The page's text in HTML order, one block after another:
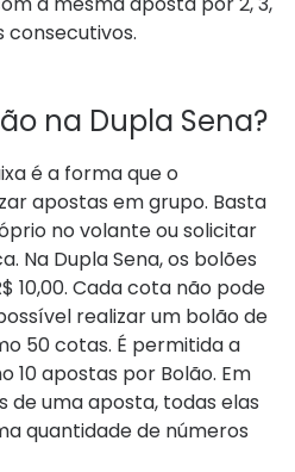
consecutivos.
na Dupla Sena?
é a forma que o
apostas em grupo. Basta
no volante ou solicitar
Na Dupla Sena, os bolões
10,00. Cada cota não pode
realizar um bolão de
50 cotas. É permitida a
10 apostas por Bolão. Em
de uma aposta, todas elas
quantidade de números